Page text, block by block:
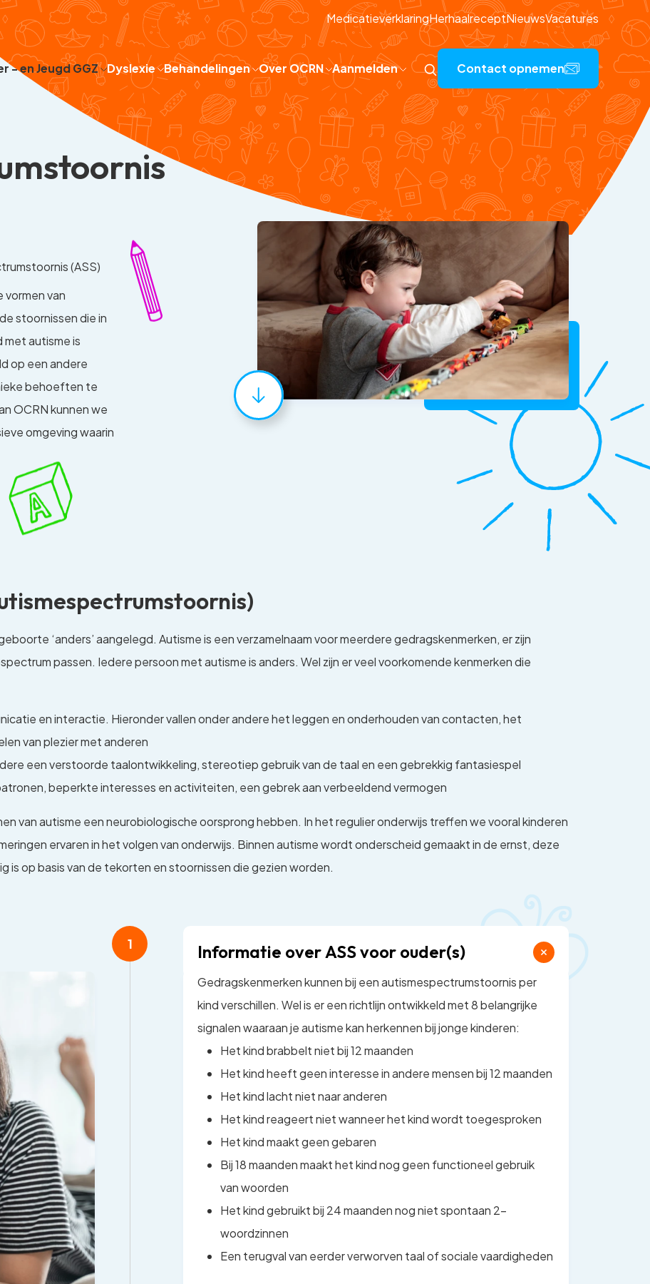
MedicatieverklaringHerhaalreceptNieuwsVacatures
- en Jeugd GGZ Dyslexie Behandelingen Over OCRN Aanmelden Contact opnemen
(ASS)
vormen van
stoornissen die in
autisme is
op een andere
behoeften te
OCRN kunnen we
omgeving waarin
‘anders’ aangelegd. Autisme is een verzamelnaam voor meerdere gedragskenmerken, er zijn
passen. Iedere persoon met autisme is anders. Wel zijn er veel voorkomende kenmerken die
en interactie. Hieronder vallen onder andere het leggen en onderhouden van contacten, het
van plezier met anderen
een verstoorde taalontwikkeling, stereotiep gebruik van de taal en een gebrekkig fantasiespel
beperkte interesses en activiteiten, een gebrek aan verbeeldend vermogen
van autisme een neurobiologische oorsprong hebben. In het regulier onderwijs treffen we vooral kinderen
ervaren in het volgen van onderwijs. Binnen autisme wordt onderscheid gemaakt in de ernst, deze
is op basis van de tekorten en stoornissen die gezien worden.
1 Informatie over ASS voor ouder(s)
Gedragskenmerken kunnen bij een autismespectrumstoornis per
kind verschillen. Wel is er een richtlijn ontwikkeld met 8 belangrijke
signalen waaraan je autisme kan herkennen bij jonge kinderen:
Het kind brabbelt niet bij 12 maanden
Het kind heeft geen interesse in andere mensen bij 12 maanden
Het kind lacht niet naar anderen
Het kind reageert niet wanneer het kind wordt toegesproken
Het kind maakt geen gebaren
Bij 18 maanden maakt het kind nog geen functioneel gebruik
van woorden
Het kind gebruikt bij 24 maanden nog niet spontaan 2-
woordzinnen
Een terugval van eerder verworven taal of sociale vaardigheden